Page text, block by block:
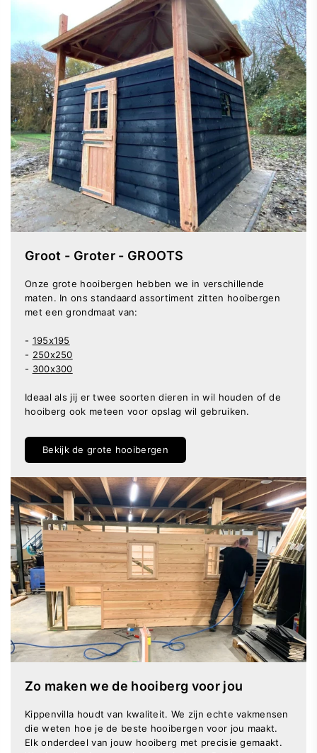
Groot - Groter - GROOTS
Onze grote hooibergen hebben we in verschillende
maten. In ons standaard assortiment zitten hooibergen
met een grondmaat van:
- 195x195
- 250x250
- 300x300
Ideaal als jij er twee soorten dieren in wil houden of de
hooiberg ook meteen voor opslag wil gebruiken.
Bekijk de grote hooibergen
Zo maken we de hooiberg voor jou
Kippenvilla houdt van kwaliteit. We zijn echte vakmensen
die weten hoe je de beste hooibergen voor jou maakt.
Elk onderdeel van jouw hooiberg met precisie gemaakt.